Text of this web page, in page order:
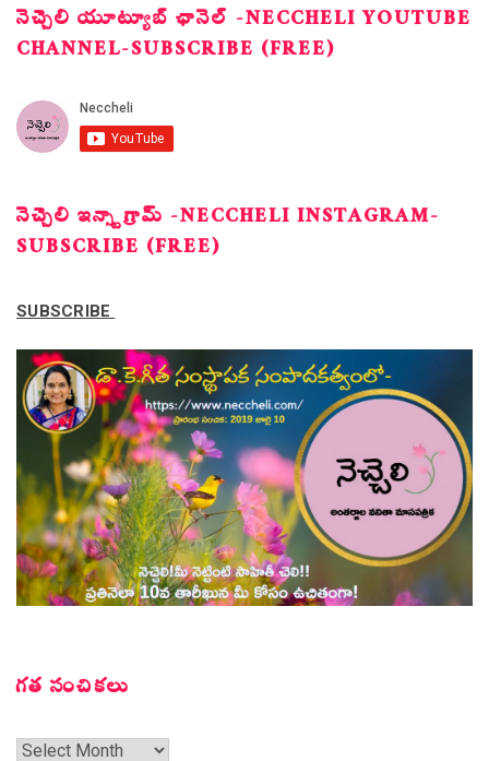
నెచ్చెలి యూట్యూబ్ ఛానెల్ -NECCHELI YOUTUBE
CHANNEL-SUBSCRIBE (FREE)
నెచ్చెలి ఇన్స్టాగ్రామ్ -NECCHELI INSTAGRAM-
SUBSCRIBE (FREE)
SUBSCRIBE
గత సంచికలు
గత